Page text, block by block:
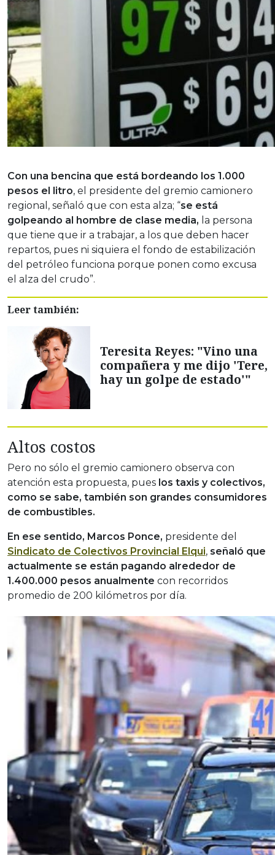
Con una bencina que está bordeando los 1.000
pesos el litro, el presidente del gremio camionero
regional, señaló que con esta alza; “se está
golpeando al hombre de clase media, la persona
que tiene que ir a trabajar, a los que deben hacer
repartos, pues ni siquiera el fondo de estabilización
del petróleo funciona porque ponen como excusa
el alza del crudo”.
Leer también:
Teresita Reyes: "Vino una
compañera y me dijo 'Tere,
hay un golpe de estado'"
Altos costos
Pero no sólo el gremio camionero observa con
atención esta propuesta, pues los taxis y colectivos,
como se sabe, también son grandes consumidores
de combustibles.
En ese sentido, Marcos Ponce, presidente del
Sindicato de Colectivos Provincial Elqui, señaló que
actualmente se están pagando alrededor de
1.400.000 pesos anualmente con recorridos
promedio de 200 kilómetros por día.